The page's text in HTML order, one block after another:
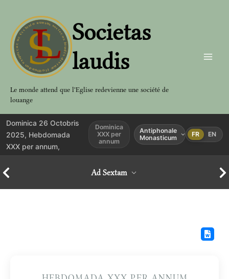
contenu
Societas
laudis
Le monde attend que l'Eglise redevienne une société de
louange
Dominica 26 Octobris
2025, Hebdomada
XXX per annum,
Dominica
XXX per
annum
Antiphonale
Monasticum
FR EN
Ad Sextam